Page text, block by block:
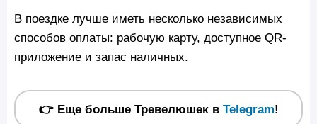
В поездке лучше иметь несколько независимых
способов оплаты: рабочую карту, доступное QR-
приложение и запас наличных.
👉 Еще больше Тревелюшек в Telegram!